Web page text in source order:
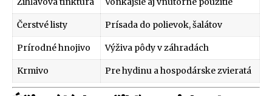
Čerstvé listy Prísada do polievok, šalátov
Prírodné hnojivo Výživa pôdy v záhradách
Krmivo Pre hydinu a hospodárske zvieratá